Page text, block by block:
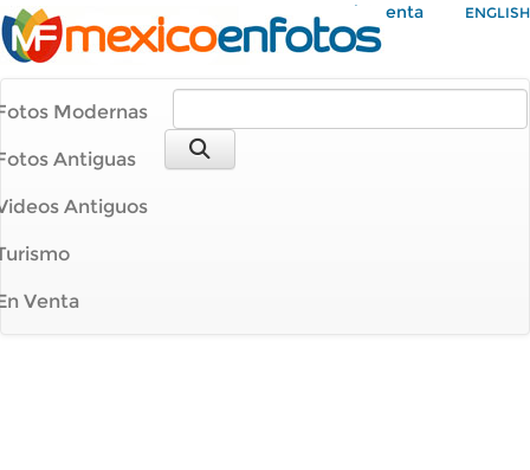
Mi Cuenta ENGLISH
Modernas
Antiguas
Antiguos
Venta